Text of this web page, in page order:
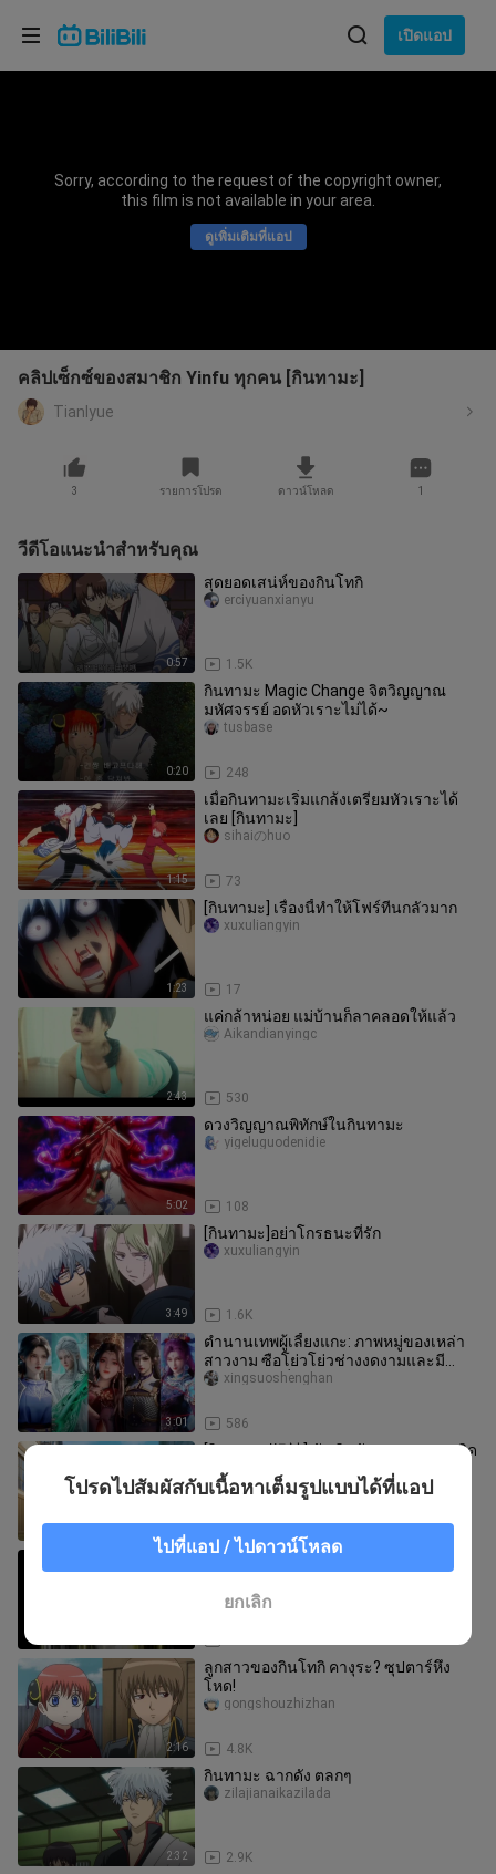
เปิดแอป
Sorry, according to the request of the copyright owner,
this film is not available in your area.
ดูเพิ่มเติมที่แอป
คลิปเซ็กซ์ของสมาชิก Yinfu ทุกคน [กินทามะ]
Tianlyue
3 รายการโปรด ดาวน์โหลด 1
วีดีโอแนะนำสำหรับคุณ
0:57
สุดยอดเสน่ห์ของกินโทกิ
1.5K
erciyuanxianyu
0:20
กินทามะ Magic Change จิตวิญญาณ
มหัศจรรย์ อดหัวเราะไม่ได้~
248
tusbase
1:15
เมื่อกินทามะเริ่มแกล้งเตรียมหัวเราะได้
เลย [กินทามะ]
73
sihaiのhuo
1:23
[กินทามะ] เรื่องนี้ทำให้โฟร์ทีนกลัวมาก
17
xuxuliangyin
2:43
แค่กล้าหน่อย แม่บ้านก็ลาคลอดให้แล้ว
530
Aikandianyingc
5:02
ดวงวิญญาณพิทักษ์ในกินทามะ
108
yigeluguodenidie
3:49
[กินทามะ]อย่าโกรธนะที่รัก
1.6K
xuxuliangyin
3:01
ตำนานเทพผู้เลี้ยงแกะ: ภาพหมู่ของเหล่า
สาวงาม ซือโย่วโย่วช่างงดงามและมี
เสน่ห์ หลิงยู่ซิ่วช่างฉลาดหลักแ
586
xingsuoshenghan
[กินทามะ/银神] ฉันชินกับการกอดและติด
สติกเกอร์ที่ด้านหลังแล้ว
tsukiyoshi
เมื่อคุณรู้สึกว่าเสินเหวยนั้นเก่งจนแทบ
ไม่ใช่มนุษย์ ซิ่งซีผู้พากย์เสียงเดียวกับเสิน
เหวยก็พูดว่า:
yangmojiushiikunmo
2:16
ลูกสาวของกินโทกิ คางุระ? ซุปตาร์หึง
โหด!
4.8K
gongshouzhizhan
2:32
กินทามะ ฉากดัง ตลกๆ
2.9K
zilajianaikazilada
โปรดไปสัมผัสกับเนื้อหาเต็มรูปแบบได้ที่แอป
ไปที่แอป / ไปดาวน์โหลด
ยกเลิก
เลือกภาษา